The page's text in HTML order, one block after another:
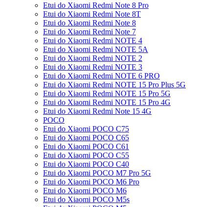
Etui do Xiaomi Redmi Note 8 Pro
Etui do Xiaomi Redmi Note 8T
Etui do Xiaomi Redmi Note 8
Etui do Xiaomi Redmi Note 7
Etui do Xiaomi Redmi NOTE 4
Etui do Xiaomi Redmi NOTE 5A
Etui do Xiaomi Redmi NOTE 2
Etui do Xiaomi Redmi NOTE 3
Etui do Xiaomi Redmi NOTE 6 PRO
Etui do Xiaomi Redmi NOTE 15 Pro Plus 5G
Etui do Xiaomi Redmi NOTE 15 Pro 5G
Etui do Xiaomi Redmi NOTE 15 Pro 4G
Etui do Xiaomi Redmi Note 15 4G
POCO
Etui do Xiaomi POCO C75
Etui do Xiaomi POCO C65
Etui do Xiaomi POCO C61
Etui do Xiaomi POCO C55
Etui do Xiaomi POCO C40
Etui do Xiaomi POCO M7 Pro 5G
Etui do Xiaomi POCO M6 Pro
Etui do Xiaomi POCO M6
Etui do Xiaomi POCO M5s